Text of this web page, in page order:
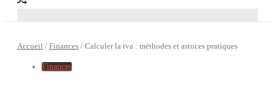
Accueil / Finances / Calculer la tva : méthodes et astuces pratiques
Finances